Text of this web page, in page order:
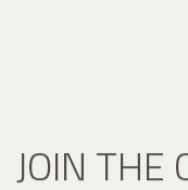
JOIN THE